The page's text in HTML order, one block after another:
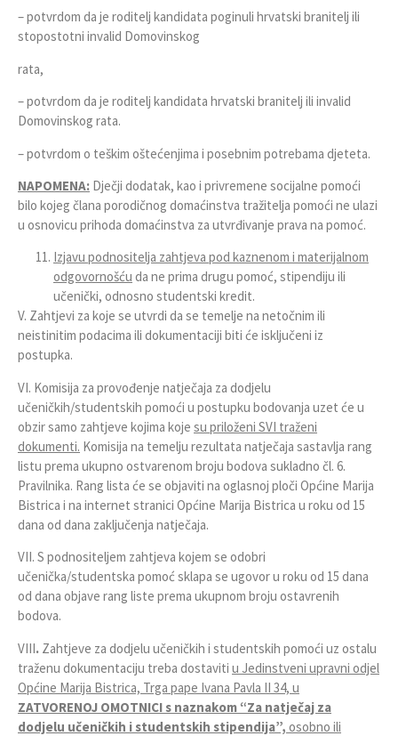
– potvrdom da je roditelj kandidata poginuli hrvatski branitelj ili
stopostotni invalid Domovinskog
rata,
– potvrdom da je roditelj kandidata hrvatski branitelj ili invalid
Domovinskog rata.
– potvrdom o teškim oštećenjima i posebnim potrebama djeteta.
NAPOMENA: Dječji dodatak, kao i privremene socijalne pomoći
bilo kojeg člana porodičnog domaćinstva tražitelja pomoći ne ulazi
u osnovicu prihoda domaćinstva za utvrđivanje prava na pomoć.
Izjavu podnositelja zahtjeva pod kaznenom i materijalnom
odgovornošću da ne prima drugu pomoć, stipendiju ili
učenički, odnosno studentski kredit.
V. Zahtjevi za koje se utvrdi da se temelje na netočnim ili
neistinitim podacima ili dokumentaciji biti će isključeni iz
postupka.
VI. Komisija za provođenje natječaja za dodjelu
učeničkih/studentskih pomoći u postupku bodovanja uzet će u
obzir samo zahtjeve kojima koje su priloženi SVI traženi
dokumenti. Komisija na temelju rezultata natječaja sastavlja rang
listu prema ukupno ostvarenom broju bodova sukladno čl. 6.
Pravilnika. Rang lista će se objaviti na oglasnoj ploči Općine Marija
Bistrica i na internet stranici Općine Marija Bistrica u roku od 15
dana od dana zaključenja natječaja.
VII. S podnositeljem zahtjeva kojem se odobri
učenička/studentska pomoć sklapa se ugovor u roku od 15 dana
od dana objave rang liste prema ukupnom broju ostavrenih
bodova.
VIII. Zahtjeve za dodjelu učeničkih i studentskih pomoći uz ostalu
traženu dokumentaciju treba dostaviti u Jedinstveni upravni odjel
Općine Marija Bistrica, Trga pape Ivana Pavla II 34, u
ZATVORENOJ OMOTNICI s naznakom “Za natječaj za
dodjelu učeničkih i studentskih stipendija”, osobno ili